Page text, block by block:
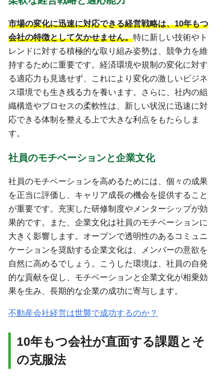
市場の変化に迅速に対応できる経営戦略は、10年もつ
会社の特徴として欠かせません。特に新しい技術やト
レンドに対する積極的な取り組み姿勢は、競争力を維
持するために重要です。経済環境や規制の変化に対す
る適応力も見逃せず、これにより変化の激しいビジネ
ス環境でも生き残る力を養います。さらに、社内の組
織構造やプロセスの柔軟性は、新しい状況に迅速に対
応できる体制を整える上で大きな利点をもたらしま
す。
社員のモチベーションと企業文化
社員のモチベーションを高めるためには、個々の成果
を正当に評価し、キャリア成長の機会を提供すること
が重要です。充実した研修制度やメンターシップが効
果的です。また、企業文化は社員のモチベーションに
大きく影響します。オープンで透明性のあるコミュニ
ケーションを奨励する企業文化は、メンバーの意欲を
自然に高めるでしょう。こうした環境は、社員の自発
的な貢献を促し、モチベーションと企業文化が相乗効
果を生み、長期的な企業の成功に寄与します。
不動産会社経営は世襲で成功するのか？
10年もつ会社が直面する課題とそ
の克服法